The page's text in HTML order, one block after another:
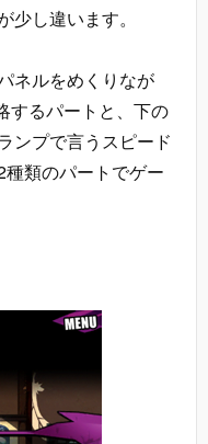
少し違います。
ネルをめくりなが
するパートと、下の
ンプで言うスピード
類のパートでゲー